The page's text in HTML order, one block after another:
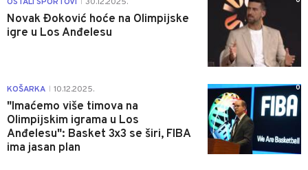
Novak Đoković hoće na Olimpijske
igre u Los Anđelesu
KOŠARKA 10.12.2025.
"Imaćemo više timova na
Olimpijskim igrama u Los
Anđelesu": Basket 3x3 se širi, FIBA
ima jasan plan
0